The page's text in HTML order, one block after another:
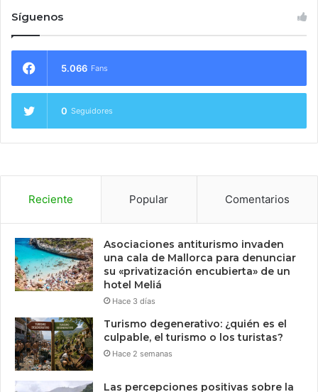
Síguenos
5.066 Fans
0 Seguidores
Reciente Popular Comentarios
Asociaciones antiturismo invaden
una cala de Mallorca para denunciar
su «privatización encubierta» de un
hotel Meliá
Hace 3 días
Turismo degenerativo: ¿quién es el
culpable, el turismo o los turistas?
Hace 2 semanas
Las percepciones positivas sobre la